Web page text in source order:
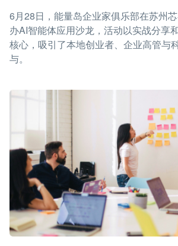
6月28日，能量岛企业家俱乐部在苏州
办AI智能体应用沙龙，活动以实战分享
核心，吸引了本地创业者、企业高管与
与。